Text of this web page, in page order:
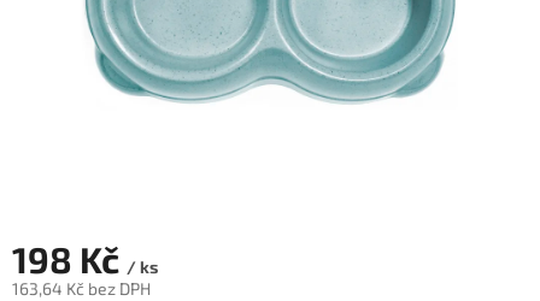
198 Kč / ks
163,64 Kč bez DPH